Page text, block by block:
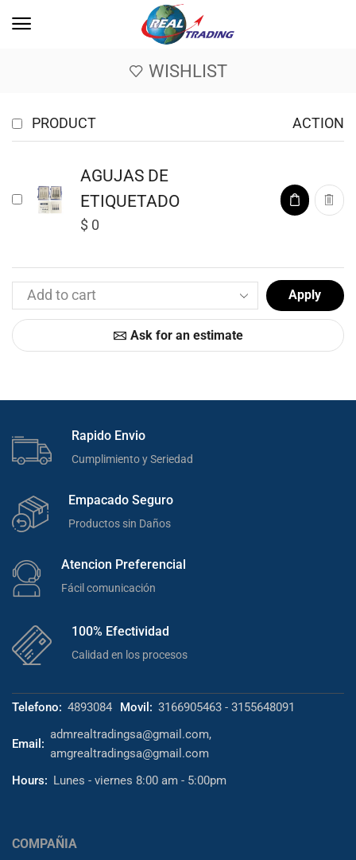
WISHLIST
PRODUCT ACTION
AGUJAS DE
ETIQUETADO
$0
Apply
Ask for an estimate
Rapido Envio
Cumplimiento y Seriedad
Empacado Seguro
Productos sin Daños
Atencion Preferencial
Fácil comunicación
100% Efectividad
Calidad en los procesos
Telefono: 4893084 Movil: 3166905463 - 3155648091
Email:
admrealtradingsa@gmail.com,
amgrealtradingsa@gmail.com
Hours: Lunes - viernes 8:00 am - 5:00pm
COMPAÑIA